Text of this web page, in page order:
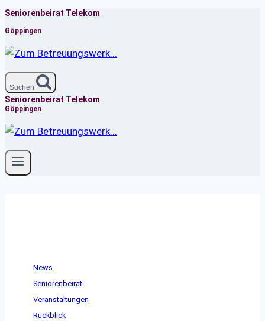
Zum
Inhalt
springen
Seniorenbeirat Telekom
Göppingen
Suchen
Seniorenbeirat Telekom
Göppingen
News
Seniorenbeirat
Veranstaltungen
Rückblick